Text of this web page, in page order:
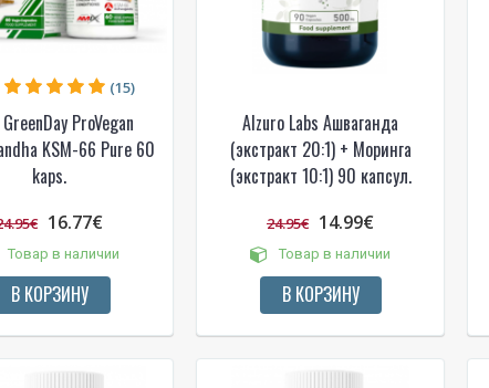
ProVegan
KSM-66 Pure 60
kaps.
(15)
16.77€
Товар в наличии
В КОРЗИНУ
Alzuro Labs Ашваганда
(экстракт 20:1) + Моринга
(экстракт 10:1) 90 капсул.
24.95€ 14.99€
Товар в наличии
В КОРЗИНУ